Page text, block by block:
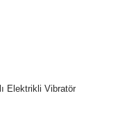
Elektrikli Vibratör